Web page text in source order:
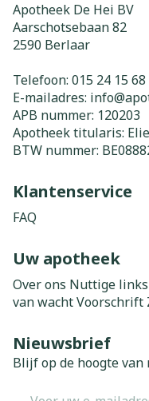
Apotheek De Hei BV
Aarschotsebaan 82
2590 Berlaar
Telefoon: 015 24 15 68
E-mailadres: info@
APB nummer: 120203
Apotheek titularis:
BTW nummer:
Klantenservice
FAQ
Uw apotheek
Over ons Nuttige links
van wachtVoorschrift
Nieuwsbrief
Blijf op de hoogte